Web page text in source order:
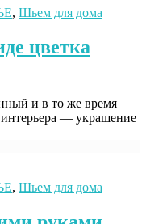
, Шьем для дома
цветка
и в то же время
— украшение
, Шьем для дома